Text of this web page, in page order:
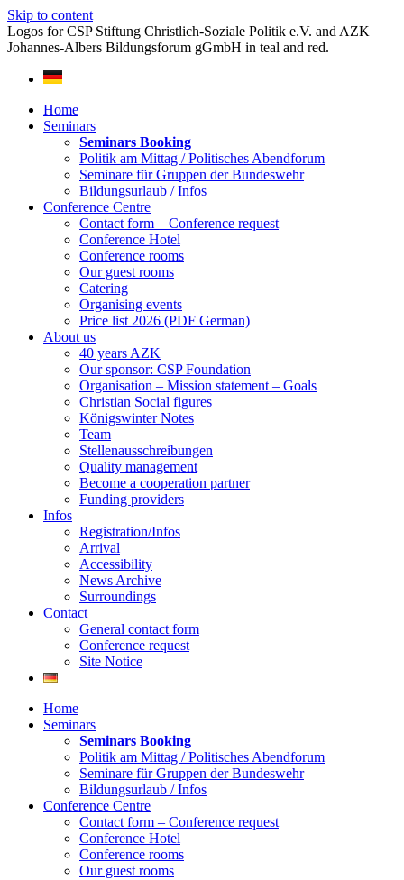
Skip to content
Home
Seminars
Seminars Booking
Politik am Mittag / Politisches Abendforum
Seminare für Gruppen der Bundeswehr
Bildungsurlaub / Infos
Conference Centre
Contact form – Conference request
Conference Hotel
Conference rooms
Our guest rooms
Catering
Organising events
Price list 2026 (PDF German)
About us
40 years AZK
Our sponsor: CSP Foundation
Organisation – Mission statement – Goals
Christian Social figures
Königswinter Notes
Team
Stellenausschreibungen
Quality management
Become a cooperation partner
Funding providers
Infos
Registration/Infos
Arrival
Accessibility
News Archive
Surroundings
Contact
General contact form
Conference request
Site Notice
Home
Seminars
Seminars Booking
Politik am Mittag / Politisches Abendforum
Seminare für Gruppen der Bundeswehr
Bildungsurlaub / Infos
Conference Centre
Contact form – Conference request
Conference Hotel
Conference rooms
Our guest rooms